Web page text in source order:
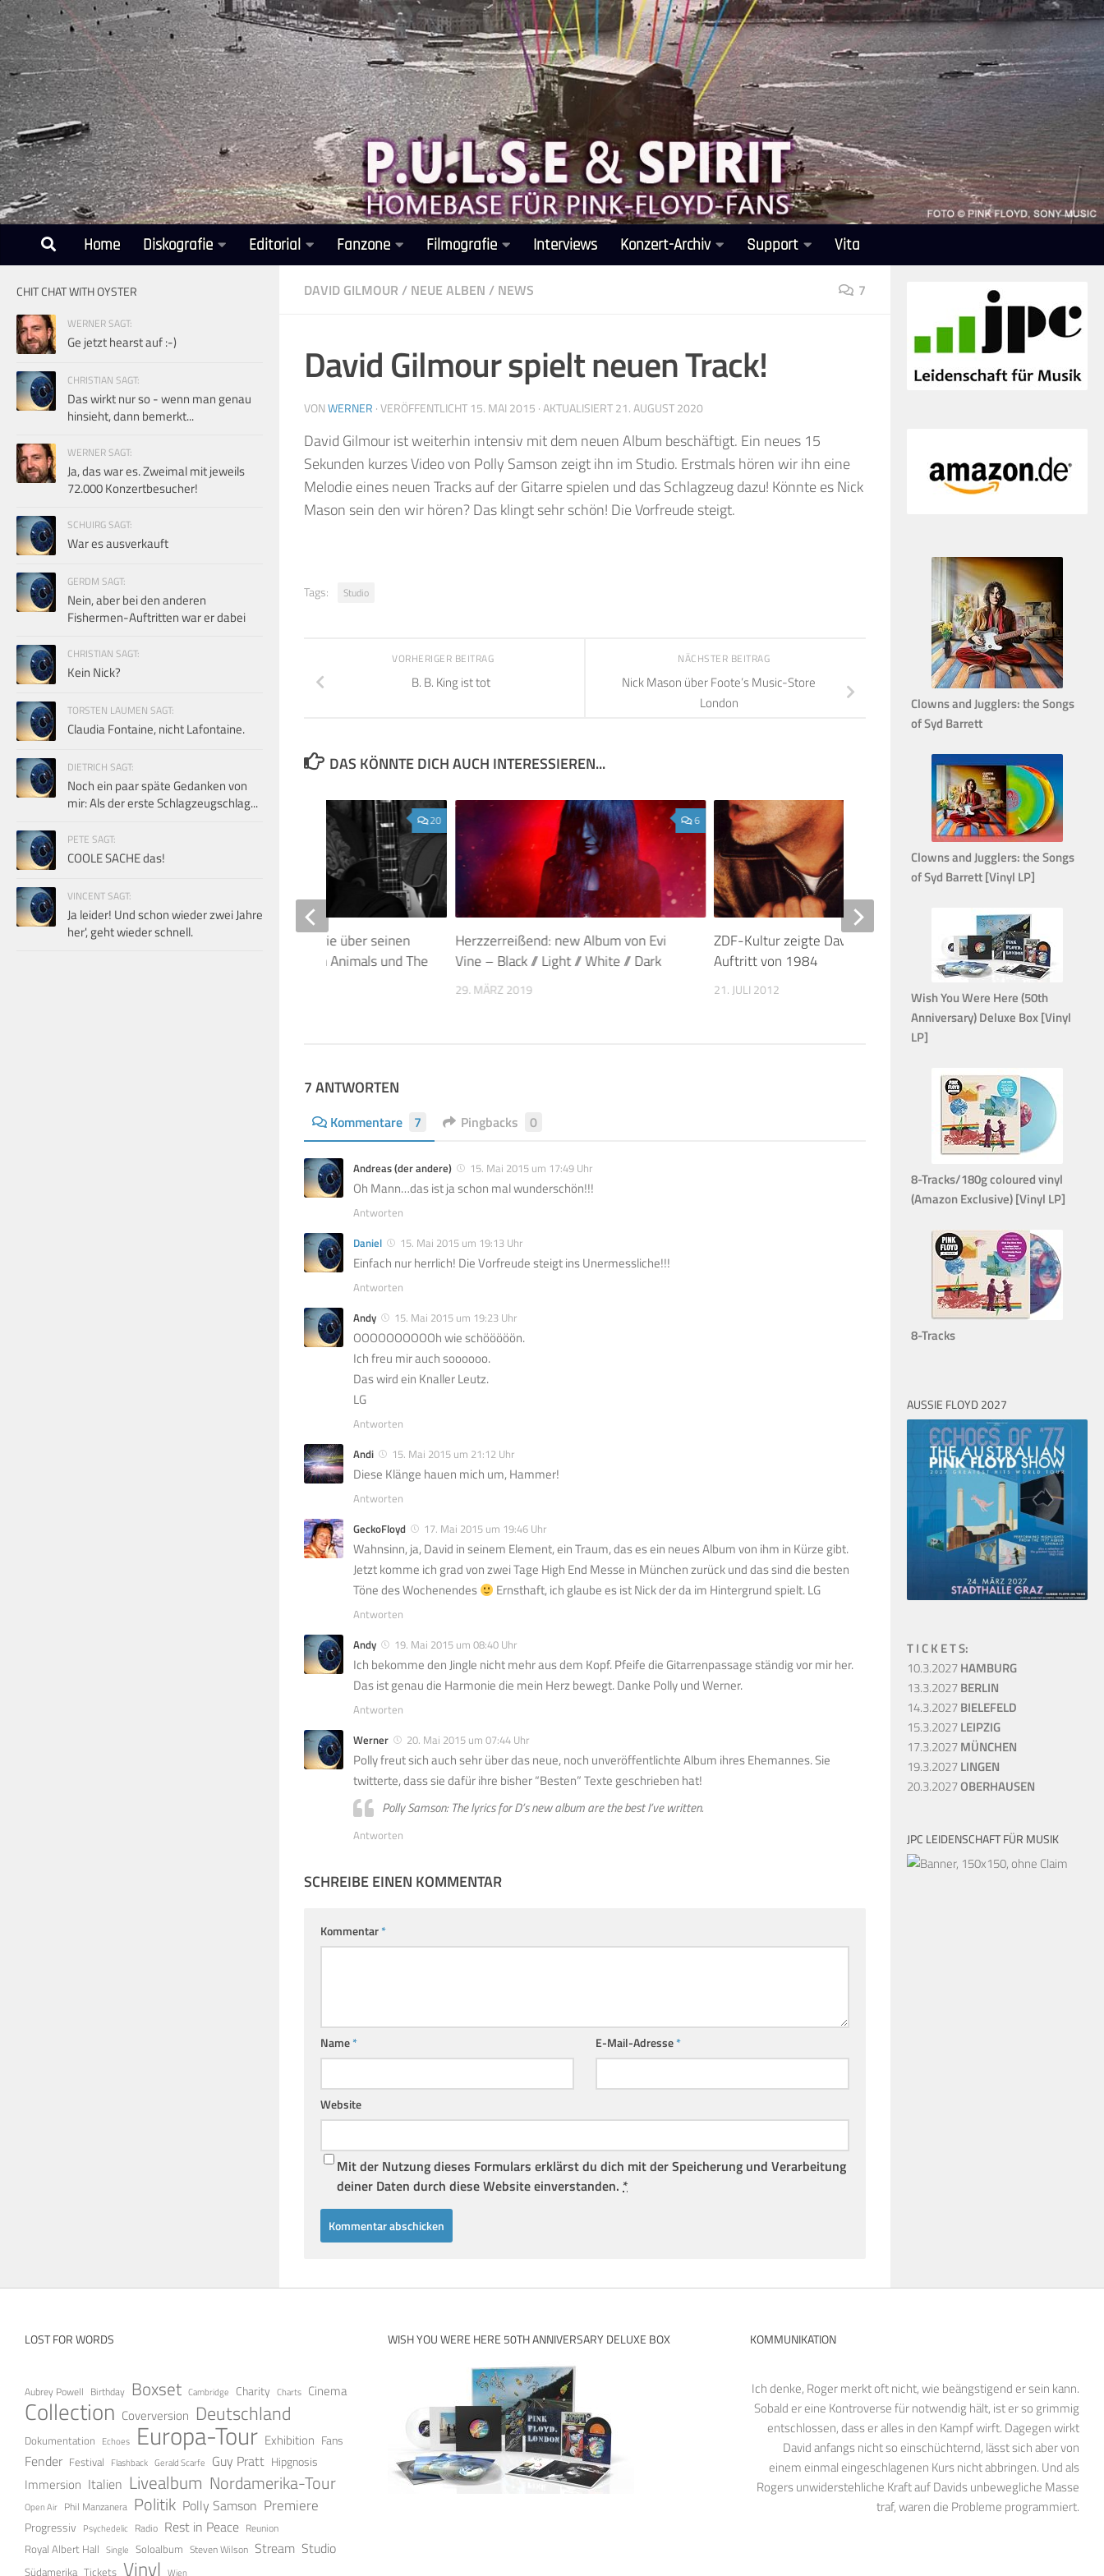
Unter dem Inhalt
Home Diskografie Editorial Fanzone Filmografie Interviews Konzert-Archiv Support Vita
DAVID GILMOUR / NEUE ALBEN / NEWS 7
David Gilmour spielt neuen Track!
VONWERNER · VERÖFFENTLICHT 15. MAI 2015 · AKTUALISIERT21. AUGUST 2020
David Gilmour ist weiterhin intensiv mit dem neuen Album beschäftigt. Ein neues 15
Sekunden kurzes Video von Polly Samson zeigt ihn im Studio. Erstmals hören wir ihn eine
Melodie eines neuen Tracks auf der Gitarre spielen und das Schlagzeug dazu! Könnte es Nick
Mason sein den wir hören? Das klingt sehr schön! Die Vorfreude steigt.
Tags: Studio
NÄCHSTER BEITRAG
Nick Mason über Foote’s Music-Store
London
VORHERIGER BEITRAG
B. B. King ist tot
DAS KÖNNTE DICH AUCH INTERESSIEREN...
6
Herzzerreißend: new Album von Evi
Vine – Black // Light // White // Dark
29. MÄRZ 2019
15
ZDF-Kultur zeigte David Gilmour TV-
Auftritt von 1984
21. JULI 2012
Roger Waters
Sessions auf Vinyl
(The Bar) an
27. NOVEMBER 2022
20
Tongenie James Guthrie über seinen
5.1 Surround-Mix von Animals und The
7 ANTWORTEN
Kommentare 7 Pingbacks 0
Andreas (der andere) 15. Mai 2015 um 17:49 Uhr
Oh Mann…das ist ja schon mal wunderschön!!!
Antworten
Daniel
15. Mai 2015 um 19:13 Uhr
Einfach nur herrlich! Die Vorfreude steigt ins Unermessliche!!!
Antworten
Andy
15. Mai 2015 um 19:23 Uhr
OOOOOOOOOOh wie schööööön.
Ich freu mir auch soooooo.
Das wird ein Knaller Leutz.
LG
Antworten
Andi
15. Mai 2015 um 21:12 Uhr
Diese Klänge hauen mich um, Hammer!
Antworten
GeckoFloyd
17. Mai 2015 um 19:46 Uhr
Wahnsinn, ja, David in seinem Element, ein Traum, das es ein neues Album von ihm in Kürze gibt.
Jetzt komme ich grad von zwei Tage High End Messe in München zurück und das sind die besten
Töne des Wochenendes
Ernsthaft, ich glaube es ist Nick der da im Hintergrund spielt. LG
Antworten
Andy
19. Mai 2015 um 08:40 Uhr
Ich bekomme den Jingle nicht mehr aus dem Kopf. Pfeife die Gitarrenpassage ständig vor mir her.
Das ist genau die Harmonie die mein Herz bewegt. Danke Polly und Werner.
Antworten
Werner
20. Mai 2015 um 07:44 Uhr
Polly freut sich auch sehr über das neue, noch unveröffentlichte Album ihres Ehemannes. Sie
twitterte, dass sie dafür ihre bisher “Besten” Texte geschrieben hat!
Polly Samson: The lyrics for D’s new album are the best I’ve written.
Antworten
SCHREIBE EINEN KOMMENTAR
Kommentar*
Name* E-Mail-Adresse*
Website
Mit der Nutzung dieses Formulars erklärst du dich mit der Speicherung und Verarbeitung
deiner Daten durch diese Website einverstanden. *
CHIT CHAT WITH OYSTER
WERNER SAGT:
Ge jetzt hearst auf :-)
CHRISTIAN SAGT:
Das wirkt nur so - wenn man genau
hinsieht, dann bemerkt...
WERNER SAGT:
Ja, das war es. Zweimal mit jeweils
72.000 Konzertbesucher!
SCHUIRG SAGT:
War es ausverkauft
GERDM SAGT:
Nein, aber bei den anderen
Fishermen-Auftritten war er dabei
CHRISTIAN SAGT:
Kein Nick?
TORSTEN LAUMEN SAGT:
Claudia Fontaine, nicht Lafontaine.
DIETRICH SAGT:
Noch ein paar späte Gedanken von
mir: Als der erste Schlagzeugschlag...
PETE SAGT:
COOLE SACHE das!
VINCENT SAGT:
Ja leider! Und schon wieder zwei Jahre
her', geht wieder schnell.
Clowns and Jugglers: the Songs
of Syd Barrett
Clowns and Jugglers: the Songs
of Syd Barrett [Vinyl LP]
Wish You Were Here (50th
Anniversary) Deluxe Box [Vinyl
LP]
8-Tracks/180g coloured vinyl
(Amazon Exclusive) [Vinyl LP]
8-Tracks
AUSSIE FLOYD 2027
T I C K E T S:
10.3.2027HAMBURG
13.3.2027BERLIN
14.3.2027BIELEFELD
15.3.2027LEIPZIG
17.3.2027MÜNCHEN
19.3.2027LINGEN
20.3.2027OBERHAUSEN
JPC LEIDENSCHAFT FÜR MUSIK
LOST FOR WORDS
Aubrey Powell Birthday Boxset Cambridge Charity Charts Cinema
Collection Coverversion Deutschland
Dokumentation Echoes Europa-Tour Exhibition Fans
Fender Festival Flashback Gerald Scarfe Guy Pratt Hipgnosis
Immersion Italien Livealbum Nordamerika-Tour
Open Air Phil Manzanera Politik Polly Samson Premiere
Progressiv Psychedelic Radio Rest in Peace Reunion
Royal Albert Hall Single Soloalbum Steven Wilson Stream Studio
Südamerika Tickets Vinyl Wien
WISH YOU WERE HERE 50TH ANNIVERSARY DELUXE BOX KOMMUNIKATION
Ich denke, Roger merkt oft nicht, wie beängstigend er sein kann.
Sobald er eine Kontroverse für notwendig hält, ist er so grimmig
entschlossen, dass er alles in den Kampf wirft. Dagegen wirkt
David anfangs nicht so einschüchternd, lässt sich aber von
einem einmal eingeschlagenen Kurs nicht abbringen. Und als
Rogers unwiderstehliche Kraft auf Davids unbewegliche Masse
traf, waren die Probleme programmiert.